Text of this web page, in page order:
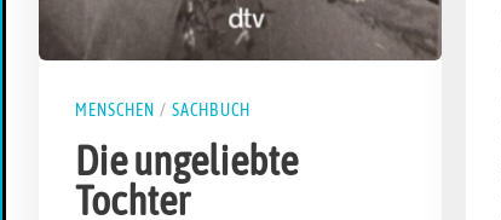
MENSCHEN / SACHBUCH
Die ungeliebte
Tochter